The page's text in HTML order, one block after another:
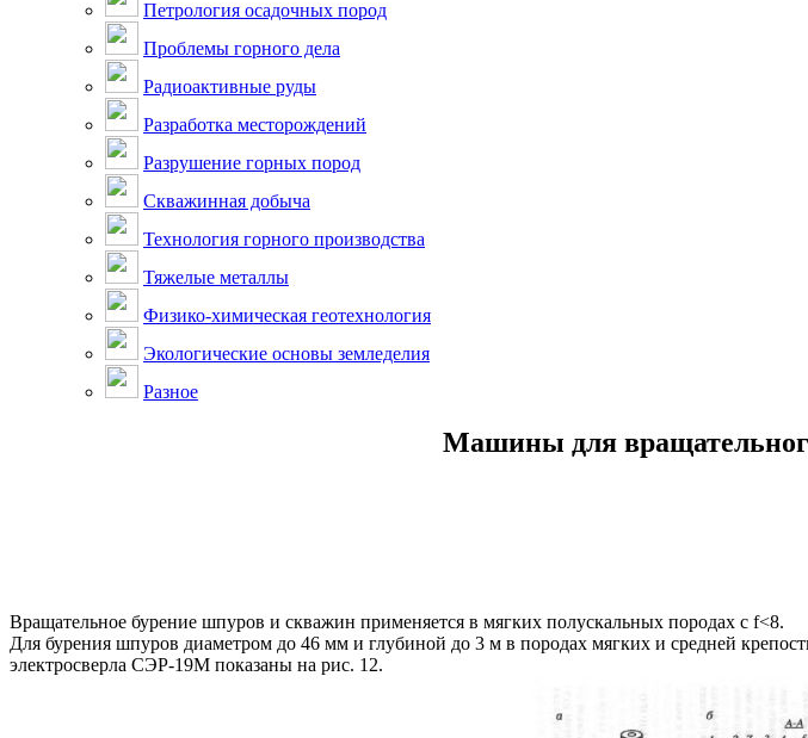
Петрология осадочных пород
Проблемы горного дела
Радиоактивные руды
Разработка месторождений
Разрушение горных пород
Скважинная добыча
Технология горного производства
Тяжелые металлы
Физико-химическая геотехнология
Экологические основы земледелия
Разное
Машины для
Вращательное бурение шпуров и скважин применяется в мягких полускальных породах с f<8.
Для бурения шпуров диаметром до 46 мм и глубиной до 3 м в породах мягких и средней
электросверла СЭР-19М показаны на рис. 12.